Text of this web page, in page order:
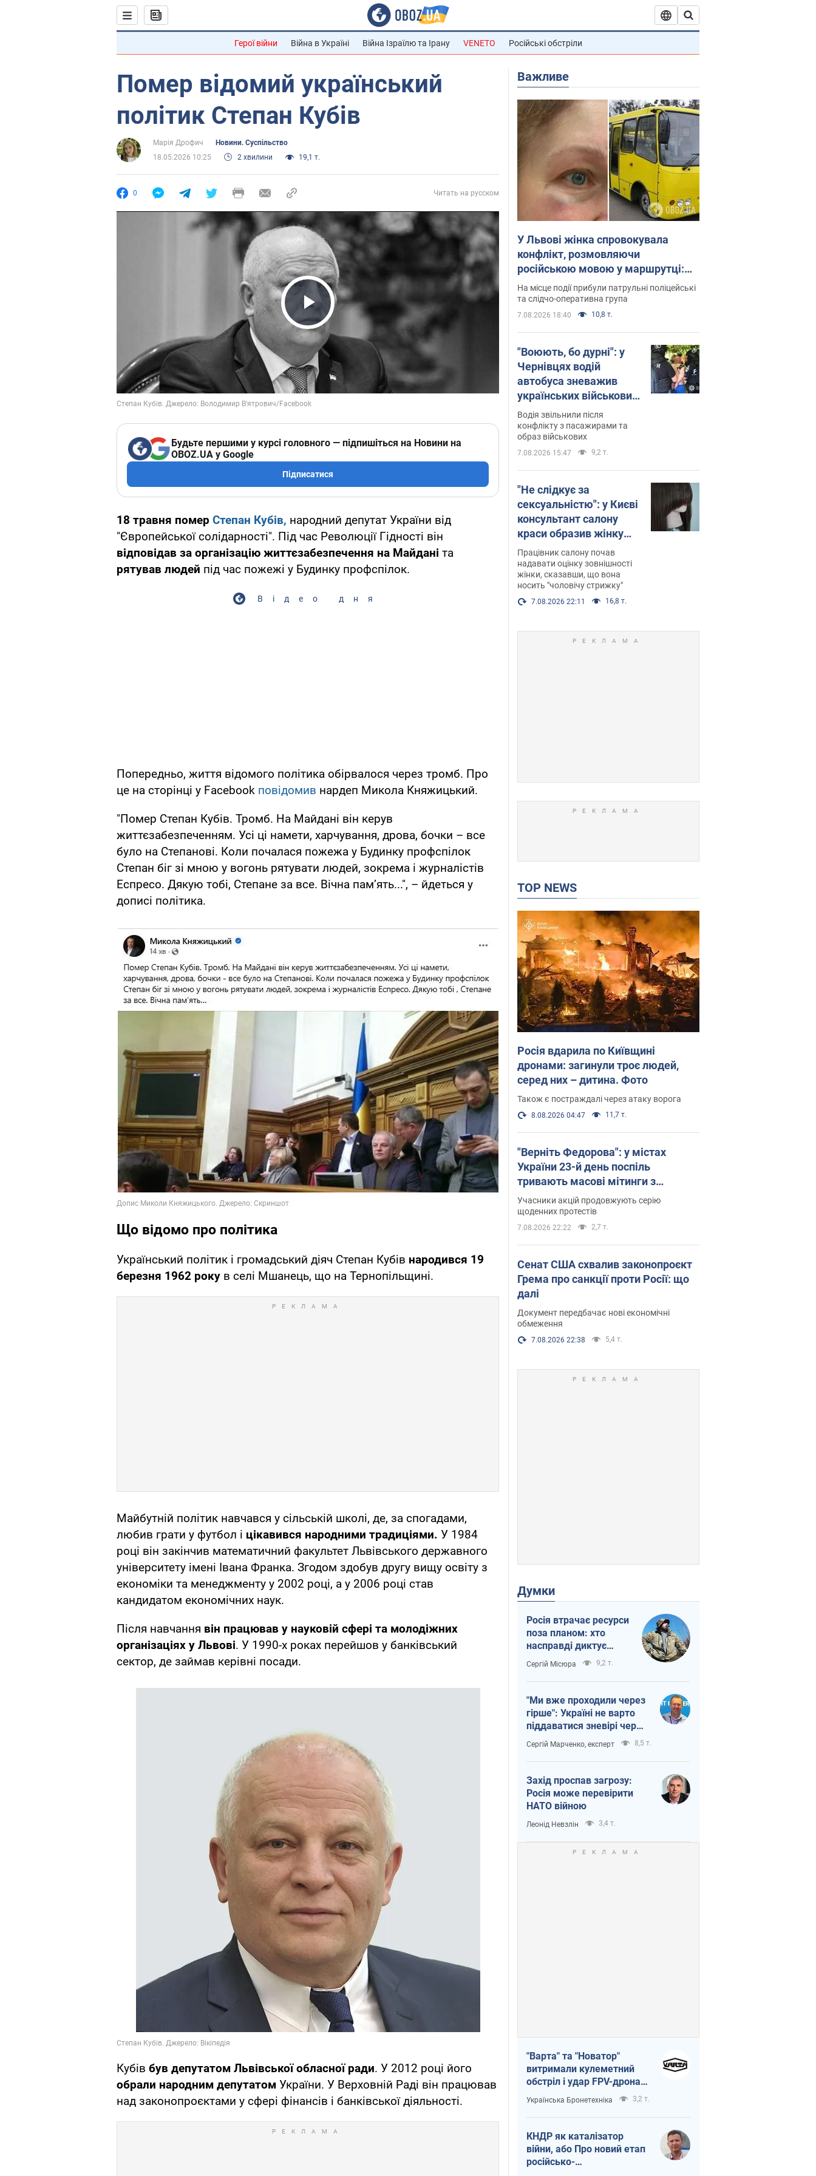
Герої війни Війна в Україні Війна Ізраїлю та Ірану VENETO Російські обстріли
Помер відомий український
політик Степан Кубів
Марія Дрофич
Новини. Суспільство
18.05.2026 10:25
2 хвилини 19,1 т.
0 Читать на русском
Play Video
Будьте першими у курсі головного — підпишіться на Новини на
OBOZ.UA у Google
Підписатися
18 травня помер Степан Кубів, народний депутат України від
"Європейської солідарності". Під час Революції Гідності він
відповідав за організацію життєзабезпечення на Майдані та
рятував людей під час пожежі у Будинку профспілок.
Відео дня
Попередньо, життя відомого політика обірвалося через тромб. Про
це на сторінці у Facebook повідомив нардеп Микола Княжицький.
"Помер Степан Кубів. Тромб. На Майдані він керув
життєзабезпеченням. Усі ці намети, харчування, дрова, бочки – все
було на Степанові. Коли почалася пожежа у Будинку профспілок
Степан біг зі мною у вогонь рятувати людей, зокрема і журналістів
Еспресо. Дякую тобі, Степане за все. Вічна памʼять...", – йдеться у
дописі політика.
Що відомо про політика
Український політик і громадський діяч Степан Кубів народився 19
березня 1962 року в селі Мшанець, що на Тернопільщині.
Майбутній політик навчався у сільській школі, де, за спогадами,
любив грати у футбол і цікавився народними традиціями. У 1984
році він закінчив математичний факультет Львівського державного
університету імені Івана Франка. Згодом здобув другу вищу освіту з
економіки та менеджменту у 2002 році, а у 2006 році став
кандидатом економічних наук.
Після навчання він працював у науковій сфері та молодіжних
організаціях у Львові. У 1990-х роках перейшов у банківський
сектор, де займав керівні посади.
Кубів був депутатом Львівської обласної ради. У 2012 році його
обрали народним депутатом України. У Верховній Раді він працював
над законопроєктами у сфері фінансів і банківської діяльності.
Важливе
У Львові жінка спровокувала
конфлікт, розмовляючи
російською мовою у маршрутці:
поліція склала адмінпротокол.
Відео
На місце події прибули патрульні поліцейські
та слідчо-оперативна група
7.08.2026 18:40 10,8 т.
"Воюють, бо дурні": у
Чернівцях водій
автобуса зневажив
українських військових
і поплатився. Відео
Водія звільнили після
конфлікту з пасажирами та
образ військових
7.08.2026 15:47 9,2 т.
"Не слідкує за
сексуальністю": у Києві
консультант салону
краси образив жінку
після хімієтерапії,
розгорівся скандал.
Фото
Працівник салону почав
надавати оцінку зовнішності
жінки, сказавши, що вона
носить "чоловічу стрижку"
7.08.2026 22:11 16,8 т.
TOP NEWS
Росія вдарила по Київщині
дронами: загинули троє людей,
серед них – дитина. Фото
Також є постраждалі через атаку ворога
8.08.2026 04:47 11,7 т.
"Верніть Федорова": у містах
України 23-й день поспіль
тривають масові мітинги з
картонками. Фото і відео
Учасники акцій продовжують серію
щоденних протестів
7.08.2026 22:22 2,7 т.
Сенат США схвалив законопроєкт
Грема про санкції проти Росії: що
далі
Документ передбачає нові економічні
обмеження
7.08.2026 22:38 5,4 т.
Думки
Росія втрачає ресурси
поза планом: хто
насправді диктує
темп війни
Сергій Місюра 9,2 т.
"Ми вже проходили через
гірше": Україні не варто
піддаватися зневірі через
ракетний терор
Сергій Марченко, експерт 8,5 т.
Захід проспав загрозу:
Росія може перевірити
НАТО війною
Леонід Невзлін 3,4 т.
"Варта" та "Новатор"
витримали кулеметний
обстріл і удар FPV-дрона,
врятувавши життя
офіцеру ЗСУ
Українська Бронетехніка 3,2 т.
КНДР як каталізатор
війни, або Про новий етап
російсько-